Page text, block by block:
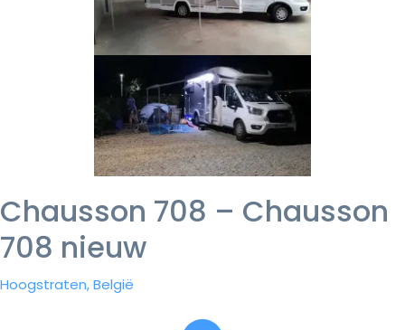
Chausson 708 – Chausson
708 nieuw
Hoogstraten, België